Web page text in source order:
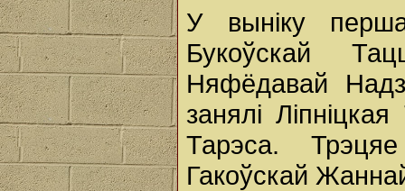
У выніку
Букоўскай
Няфёдавай
занялі
Тарэса.
Гакоўскай